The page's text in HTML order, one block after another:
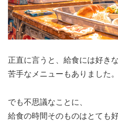
正直に言うと、給食には好き
苦手なメニューもありました。
でも不思議なことに、
給食の時間そのものはとても